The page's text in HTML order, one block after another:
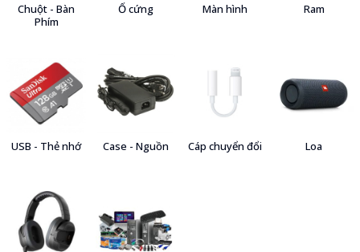
Chuột - Bàn
Phím
Ổ cứng Màn hình Ram
USB - Thẻ nhớ Case - Nguồn Cáp chuyển đổi Loa